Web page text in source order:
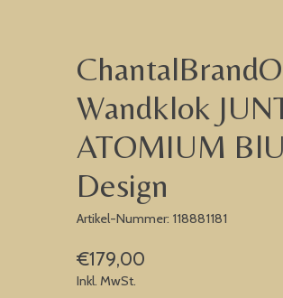
Wandklok
ATOMIUM
Design
Artikel-Nummer: 118881181
€179,00
Inkl. MwSt.